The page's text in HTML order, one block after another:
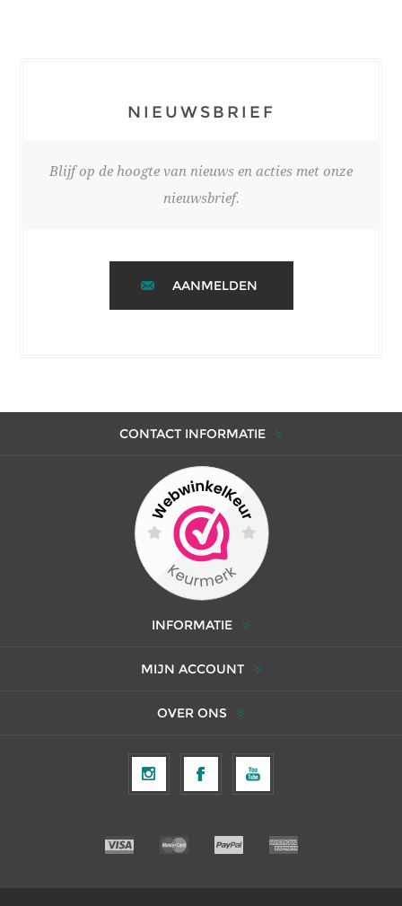
NIEUWSBRIEF
Blijf op de hoogte van nieuws en acties met onze
nieuwsbrief.
AANMELDEN
CONTACT INFORMATIE
INFORMATIE
MIJN ACCOUNT
OVER ONS